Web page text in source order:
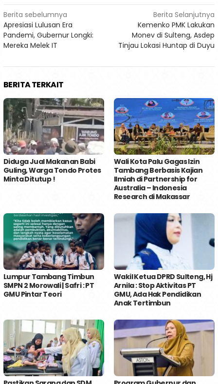
Navigasi
pos
Berita sebelumnya
Apresiasi Lulusan Era
Pandemi, Gubernur Longki:
Mereka Melek IT
Berita Selanjutnya
Kemenko PMK Lakukan
Monev di Sulteng, Asdep
Tinjau Lokasi Huntap di Duyu
BERITA TERKAIT
Diduga Jual Makanan Babi
Guling, Warga Tondo Protes
Minta Ditutup !
Wali Kota Palu Gagas Izin
Tambang Berbasis Kajian
Ilmiah di Partnership for
Australia – Indonesia
Research di Makassar
Lumpur Tambang Timbun
SMPN 2 Morowali | Safri : PT
GMU Pintar Teori
Wakil Ketua DPRD Sulteng, Hj
Arnila : Stop Aktivitas PT
GMU, Ada Hak Pendidikan
Anak Tertimbun